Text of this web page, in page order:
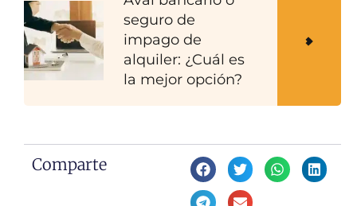
seguro de
impago de
alquiler: ¿Cuál es
la mejor opción?
Comparte